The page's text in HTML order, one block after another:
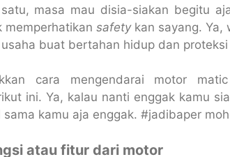
masa mau disia-siakan begitu
memperhatikan safetykan sayang. Ya,
buat bertahan hidup dan
cara mengendarai motor
ini. Ya, kalau nanti enggak kamu
kamu aja enggak. #jadibaper
atau fitur dari motor